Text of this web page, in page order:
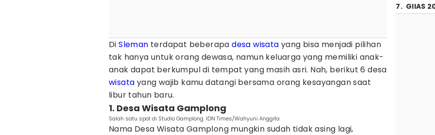
DiSleman terdapat beberapadesa wisata yang bisa menjadi pilihan
tak hanya untuk orang dewasa, namun keluarga yang memiliki anak-
anak dapat berkumpul di tempat yang masih asri. Nah, berikut 6 desa
wisata yang wajib kamu datangi bersama orang kesayangan saat
libur tahun baru.
1. Desa Wisata Gamplong
Salah satu spot di Studio Gamplong. IDN Times/Wahyuni Anggita
Nama Desa Wisata Gamplong mungkin sudah tidak asing lagi,
7. GIIAS